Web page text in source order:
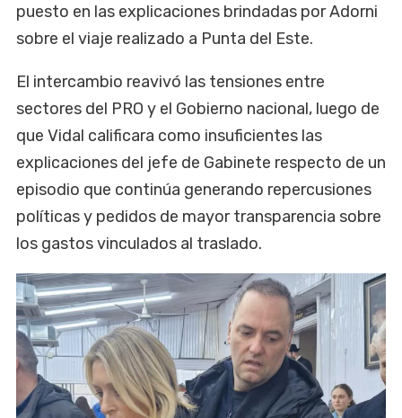
puesto en las explicaciones brindadas por Adorni
sobre el viaje realizado a Punta del Este.
El intercambio reavivó las tensiones entre
sectores del PRO y el Gobierno nacional, luego de
que Vidal calificara como insuficientes las
explicaciones del jefe de Gabinete respecto de un
episodio que continúa generando repercusiones
políticas y pedidos de mayor transparencia sobre
los gastos vinculados al traslado.